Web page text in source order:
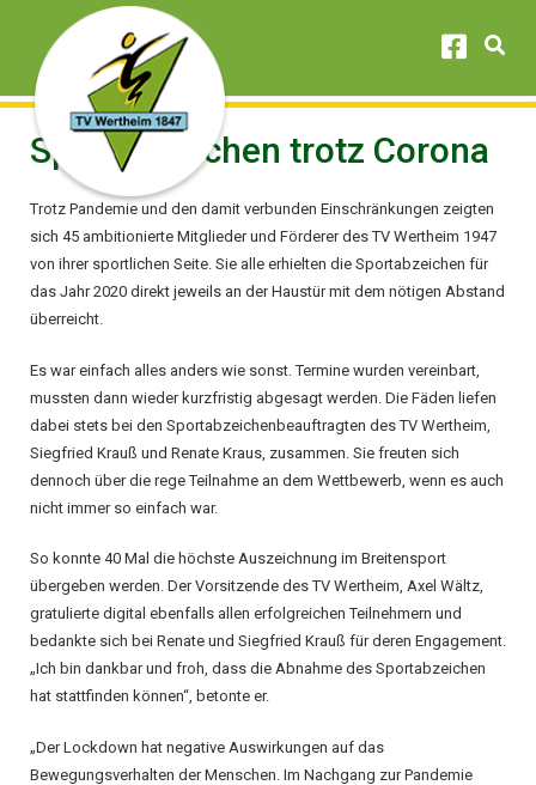
Sportabzeichen trotz Corona
Trotz Pandemie und den damit verbunden Einschränkungen zeigten
sich 45 ambitionierte Mitglieder und Förderer des TV Wertheim 1947
von ihrer sportlichen Seite. Sie alle erhielten die Sportabzeichen für
das Jahr 2020 direkt jeweils an der Haustür mit dem nötigen Abstand
überreicht.
Es war einfach alles anders wie sonst. Termine wurden vereinbart,
mussten dann wieder kurzfristig abgesagt werden. Die Fäden liefen
dabei stets bei den Sportabzeichenbeauftragten des TV Wertheim,
Siegfried Krauß und Renate Kraus, zusammen. Sie freuten sich
dennoch über die rege Teilnahme an dem Wettbewerb, wenn es auch
nicht immer so einfach war.
So konnte 40 Mal die höchste Auszeichnung im Breitensport
übergeben werden. Der Vorsitzende des TV Wertheim, Axel Wältz,
gratulierte digital ebenfalls allen erfolgreichen Teilnehmern und
bedankte sich bei Renate und Siegfried Krauß für deren Engagement.
„Ich bin dankbar und froh, dass die Abnahme des Sportabzeichen
hat stattfinden können“, betonte er.
„Der Lockdown hat negative Auswirkungen auf das
Bewegungsverhalten der Menschen. Im Nachgang zur Pandemie